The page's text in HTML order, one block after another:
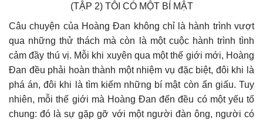
(TẬP 2) TÔI CÓ MỘT BÍ MẬT
Câu chuyện của Hoàng Đan không chỉ là hành trình vượt
qua những thử thách mà còn là một cuộc hành trình tình
cảm đầy thú vị. Mỗi khi xuyên qua một thế giới mới, Hoàng
Đan đều phải hoàn thành một nhiệm vụ đặc biệt, đôi khi là
phá án, đôi khi là tìm kiếm những bí mật còn ẩn giấu. Tuy
nhiên, mỗi thế giới mà Hoàng Đan đến đều có một yếu tố
chung: đó là sự gặp gỡ với một người đàn ông, người có